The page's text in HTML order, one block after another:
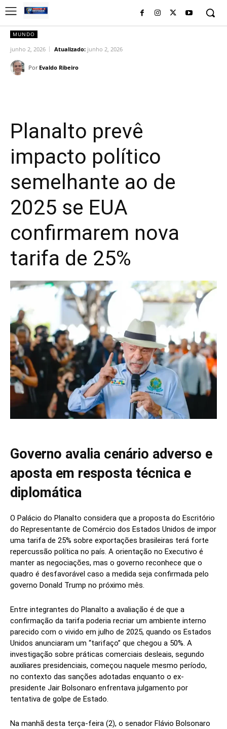
MUNDO
junho 2, 2026 Atualizado: junho 2, 2026
Por Evaldo Ribeiro
Planalto prevê
impacto político
semelhante ao de
2025 se EUA
confirmarem nova
tarifa de 25%
Governo avalia cenário adverso e
aposta em resposta técnica e
diplomática
O Palácio do Planalto considera que a proposta do Escritório
do Representante de Comércio dos Estados Unidos de impor
uma tarifa de 25% sobre exportações brasileiras terá forte
repercussão política no país. A orientação no Executivo é
manter as negociações, mas o governo reconhece que o
quadro é desfavorável caso a medida seja confirmada pelo
governo Donald Trump no próximo mês.
Entre integrantes do Planalto a avaliação é de que a
confirmação da tarifa poderia recriar um ambiente interno
parecido com o vivido em julho de 2025, quando os Estados
Unidos anunciaram um “tarifaço” que chegou a 50%. A
investigação sobre práticas comerciais desleais, segundo
auxiliares presidenciais, começou naquele mesmo período,
no contexto das sanções adotadas enquanto o ex-
presidente Jair Bolsonaro enfrentava julgamento por
tentativa de golpe de Estado.
Na manhã desta terça-feira (2), o senador Flávio Bolsonaro